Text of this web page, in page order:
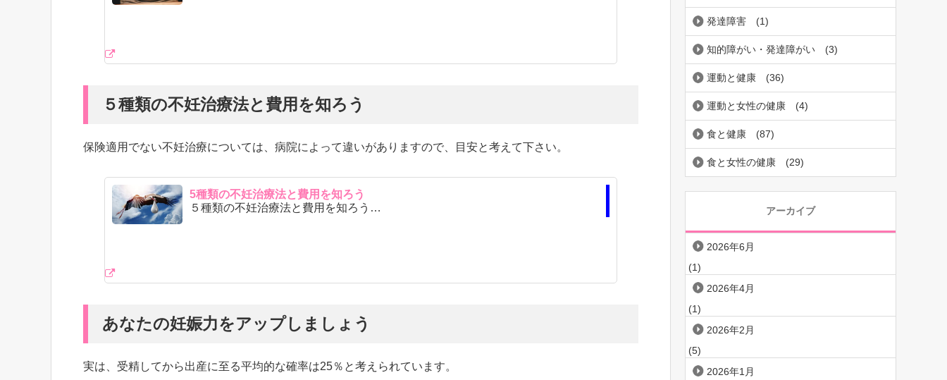
５種類の不妊治療法と費用を知ろう
保険適用でない不妊治療については、病院によって違いがありますので、目安と考えて下さい。
5種類の不妊治療法と費用を知ろう
５種類の不妊治療法と費用を知ろう…
あなたの妊娠力をアップしましょう
実は、受精してから出産に至る平均的な確率は25％と考えられています。
発達障害 (1)
知的障がい・発達障がい (3)
運動と健康 (36)
運動と女性の健康 (4)
食と健康 (87)
食と女性の健康 (29)
アーカイブ
2026年6月
(1)
2026年4月
(1)
2026年2月
(5)
2026年1月